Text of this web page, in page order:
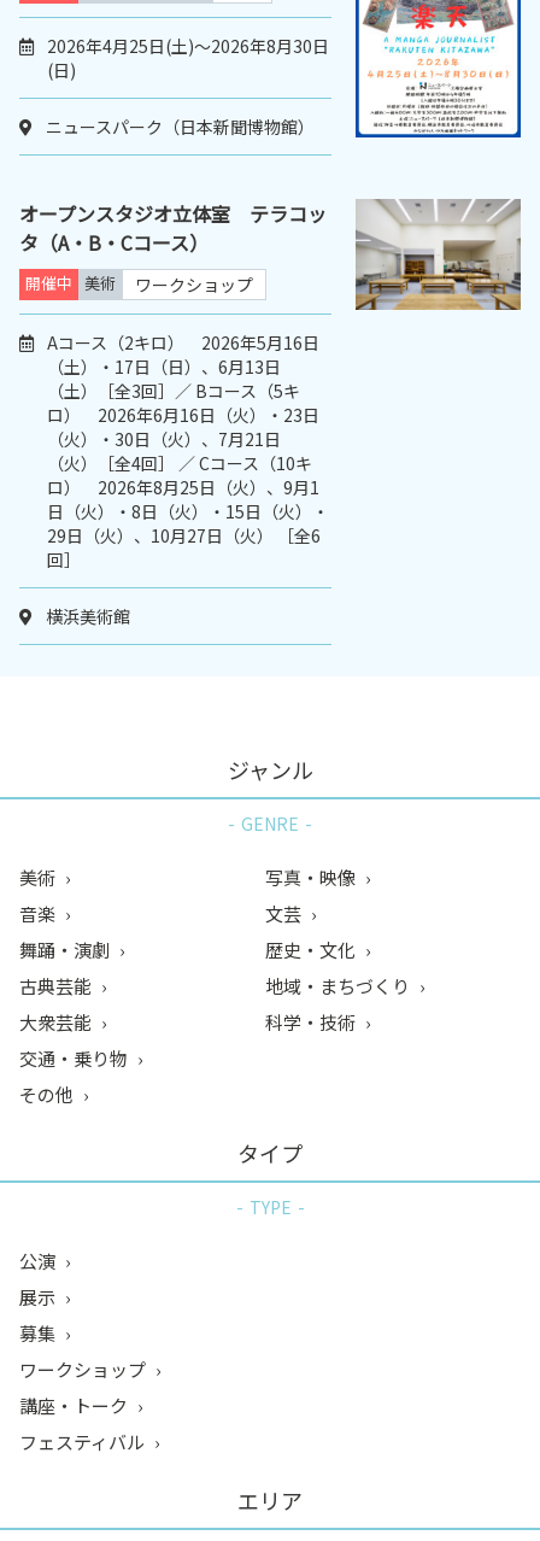
2026年4月25日(土)～2026年8月30日
(日)
ニュースパーク（日本新聞博物館）
オープンスタジオ立体室 テラコッ
タ（A・B・Cコース）
開催中 美術 ワークショップ
Aコース（2キロ） 2026年5月16日
（土）・17日（日）、6月13日
（土）［全3回］／ Bコース（5キ
ロ） 2026年6月16日（火）・23日
（火）・30日（火）、7月21日
（火）［全4回］ ／ Cコース（10キ
ロ） 2026年8月25日（火）、9月1
日（火）・8日（火）・15日（火）・
29日（火）、10月27日（火） ［全6
回］
横浜美術館
ジャンル
GENRE
美術
音楽
舞踊・演劇
古典芸能
大衆芸能
写真・映像
文芸
歴史・文化
地域・まちづくり
科学・技術
交通・乗り物
その他
タイプ
TYPE
公演
展示
募集
ワークショップ
講座・トーク
フェスティバル
エリア